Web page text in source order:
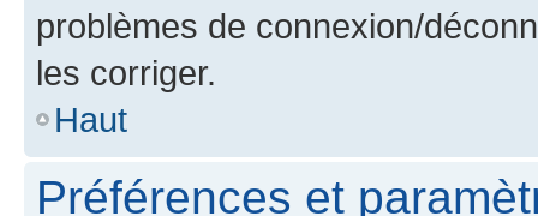
problèmes de connexion/
les corriger.
Haut
Préférences et